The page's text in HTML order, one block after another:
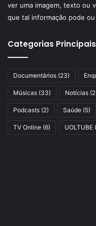
ver uma imagem, texto ou
que tal informação pode
Categorias Principais
Documentários (23)
Músicas (33) Notícias
Podcasts (2) Saúde (5)
TV Online (6) UOLTUBE